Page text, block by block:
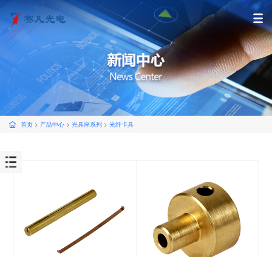
首页 > 产品中心 > 光具座系列 > 光纤卡具